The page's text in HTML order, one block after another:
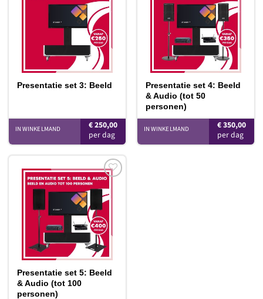
Toevoegen
aan
verlanglijst
Presentatie set 3: Beeld
€250,00
IN WINKELMAND
Toevoegen
aan
verlanglijst
Presentatie set 4: Beeld
& Audio (tot 50
personen)
€350,00
IN WINKELMAND
Toevoegen
aan
verlanglijst
Presentatie set 5: Beeld
& Audio (tot 100
personen)